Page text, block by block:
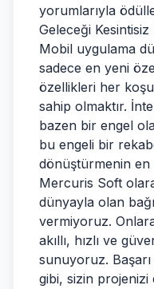
yorumlarıyla
Geleceği Kesintisiz
Mobil uygulama
sadece en yeni
özellikleri her
sahip olmaktır.
bazen bir engel
bu engeli bir
dönüştürmenin
Mercuris Soft
dünyayla olan
vermiyoruz.
akıllı, hızlı ve
sunuyoruz.
gibi, sizin projenizi